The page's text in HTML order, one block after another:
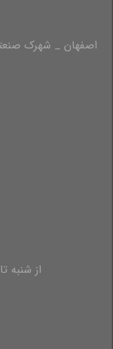
از شنبه تا